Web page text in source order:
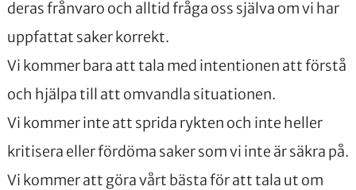
deras frånvaro och alltid fråga oss själva om vi har
uppfattat saker korrekt.
Vi kommer bara att tala med intentionen att förstå
och hjälpa till att omvandla situationen.
Vi kommer inte att sprida rykten och inte heller
kritisera eller fördöma saker som vi inte är säkra på.
Vi kommer att göra vårt bästa för att tala ut om